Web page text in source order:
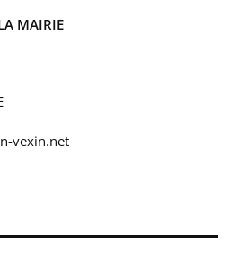
MAIRIE
vexin.net